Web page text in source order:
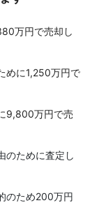
万円で売却し
めに1,250万円で
9,800万円で売
のために査定し
のため200万円